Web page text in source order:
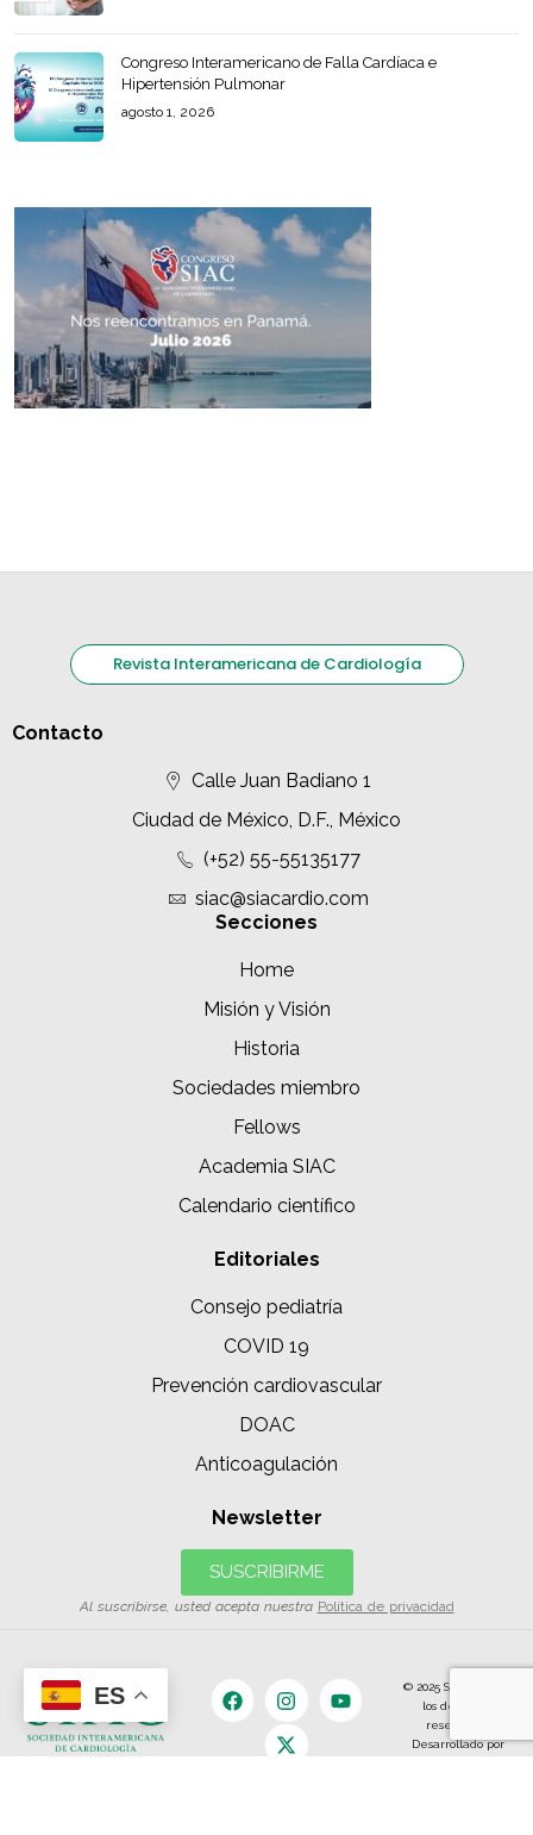
Congreso Interamericano de Falla Cardíaca e
Hipertensión Pulmonar
agosto 1, 2026
Revista Interamericana de Cardiología
Contacto
Calle Juan Badiano 1
Ciudad de México, D.F., México
(+52) 55-55135177
siac@siacardio.com
Secciones
Home
Misión y Visión
Historia
Sociedades miembro
Fellows
Academia SIAC
Calendario científico
Editoriales
Consejo pediatría
COVID 19
Prevención cardiovascular
DOAC
Anticoagulación
Newsletter
SUSCRIBIRME
Al suscribirse, usted acepta nuestra Política de privacidad
© 2025 SIAC | Todos
los derechos
reservados.
Desarrollado por
ES